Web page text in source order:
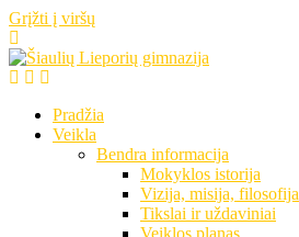
Grįžti į viršų
Pradžia
Veikla
Bendra informacija
Mokyklos istorija
Vizija, misija, filosofija
Tikslai ir uždaviniai